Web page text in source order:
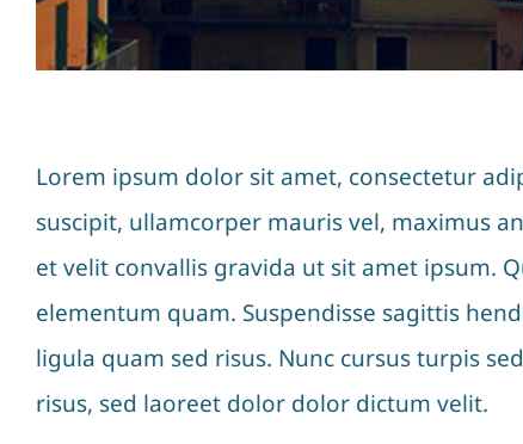
Lorem ipsum dolor sit amet, consectetur
suscipit, ullamcorper mauris vel, maximus
et velit convallis gravida ut sit amet ipsum.
elementum quam. Suspendisse sagittis
ligula quam sed risus. Nunc cursus turpis
risus, sed laoreet dolor dolor dictum velit.